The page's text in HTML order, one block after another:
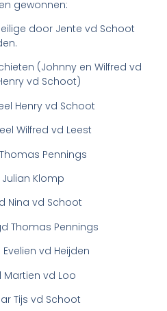
gewonnen:
door Jente vd Schoot
(Johnny en Wilfred vd
vd Schoot)
Henry vd Schoot
Wilfred vd Leest
Pennings
Klomp
Nina vd Schoot
Thomas Pennings
vd Heijden
vd Loo
Tijs vd Schoot